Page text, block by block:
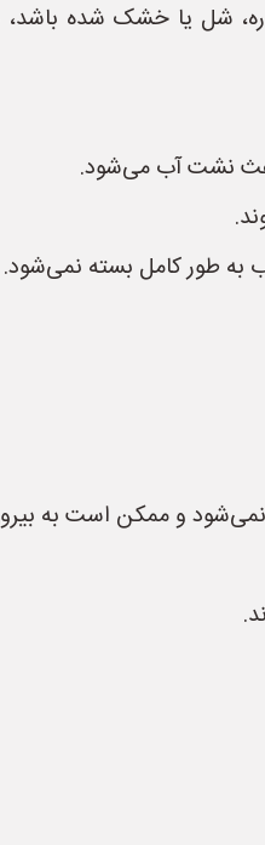
شل یا خشک شده باشد،
نشت آب می‌شود.
به طور کامل بسته نمی‌شود.
و ممکن است به